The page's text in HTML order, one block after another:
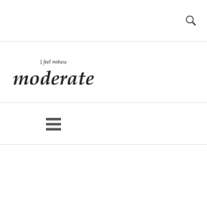
ホ
ー